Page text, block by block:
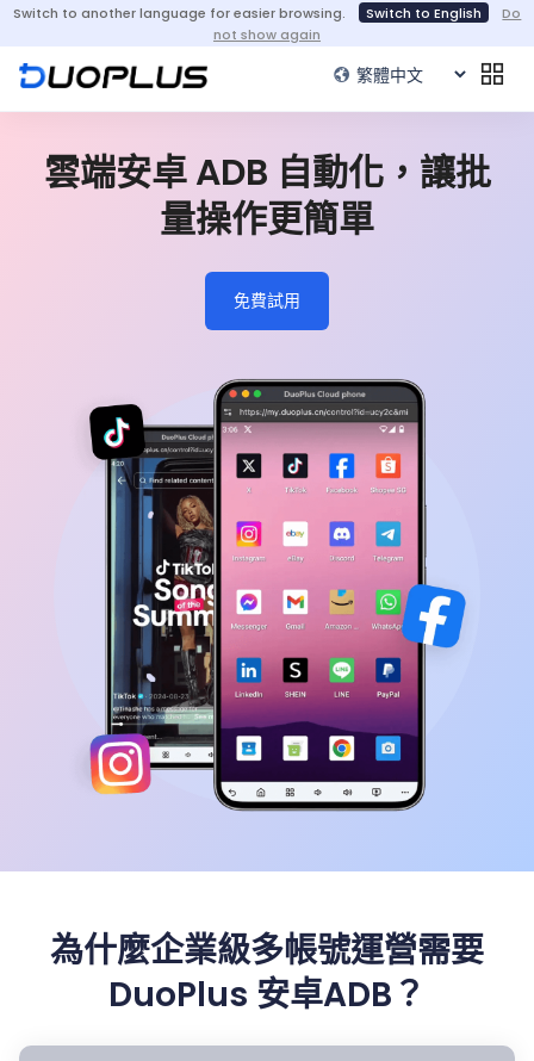
Switch to another language for easier browsing. Switch to English
Do
not show again
雲端安卓 ADB 自動化，讓批
量操作更簡單
免費試用
為什麼企業級多帳號運營需要
DuoPlus 安卓ADB？